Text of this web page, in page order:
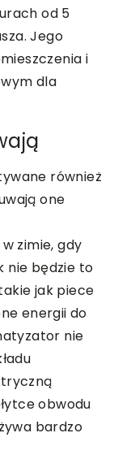
od 5
Jego
i
dla
również
one
zimie, gdy
nie będzie to
jak piece
energii do
nie
obwodu
bardzo